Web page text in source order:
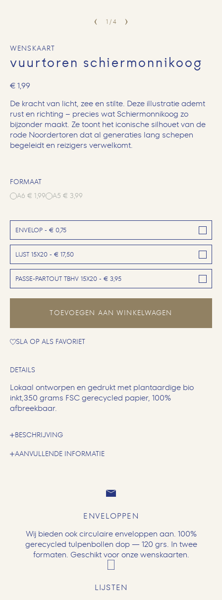
1 / 4
WENSKAART
vuurtoren schiermonnikoog
€ 1,99
De kracht van licht, zee en stilte. Deze illustratie ademt
rust en richting – precies wat Schiermonnikoog zo
bijzonder maakt. Ze toont het iconische silhouet van de
rode Noordertoren dat al generaties lang schepen
begeleidt en reizigers verwelkomt.
FORMAAT
A6 € 1,99
A5 € 3,99
ENVELOP - € 0,75
LIJST 15X20 - € 17,50
PASSE-PARTOUT TBHV 15X20 - € 3,95
TOEVOEGEN AAN WINKELWAGEN
SLA OP ALS FAVORIET
DETAILS
Lokaal ontworpen en gedrukt met plantaardige bio
inkt,350 grams FSC gerecycled papier, 100%
afbreekbaar.
BESCHRIJVING
AANVULLENDE INFORMATIE
ENVELOPPEN
Wij bieden ook circulaire enveloppen aan. 100%
gerecycled tulpenbollen dop — 120 grs. In twee
formaten. Geschikt voor onze wenskaarten.
LIJSTEN